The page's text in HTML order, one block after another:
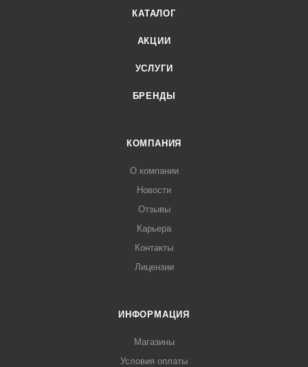
КАТАЛОГ
АКЦИИ
УСЛУГИ
БРЕНДЫ
КОМПАНИЯ
О компании
Новости
Отзывы
Карьера
Контакты
Лицензии
ИНФОРМАЦИЯ
Магазины
Условия оплаты